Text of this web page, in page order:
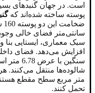
است. در جهان گنبدهای
پوسته ساخته شده‌اند که
سانتی‌متر فضای خالی وجود
سبک معماری، ایستایی بنا
سنگین با
تحمل کنند.